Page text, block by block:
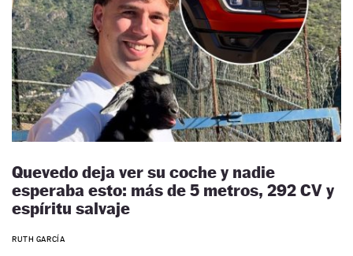
Quevedo deja ver su coche y nadie
esperaba esto: más de 5 metros, 292 CV y
espíritu salvaje
RUTH GARCÍA